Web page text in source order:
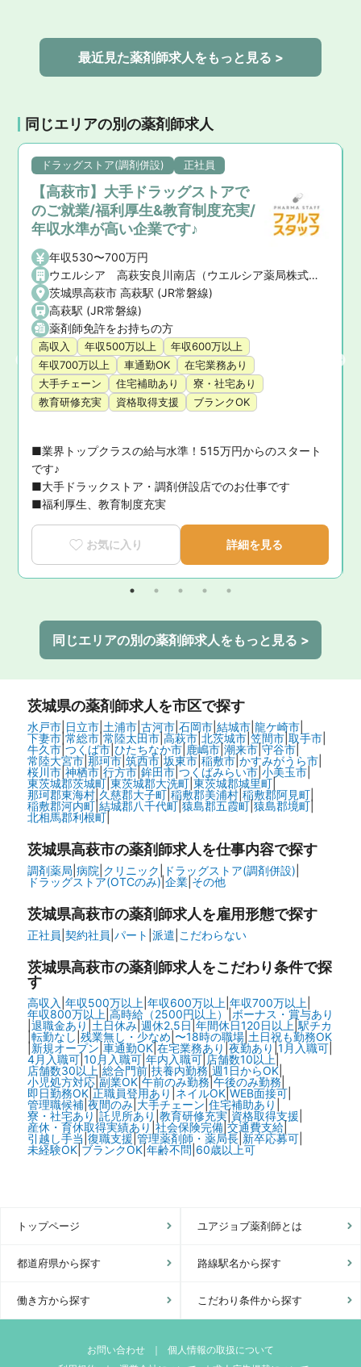
最近見た薬剤師求人をもっと見る >
同じエリアの別の薬剤師求人
ドラッグストア(調剤併設) 正社員
【高萩市】大手ドラッグストアで
のご就業/福利厚生&教育制度充実/
年収水準が高い企業です♪
年収530〜700万円
ウエルシア 高萩安良川南店（ウエルシア薬局株式会社）
茨城県高萩市 高萩駅 (JR常磐線)
高萩駅 (JR常磐線)
薬剤師免許をお持ちの方
高収入 年収500万以上
年収600万以上
年収700万以上
車通勤OK
在宅業務あり
大手チェーン
住宅補助あり
寮・社宅あり
教育研修充実
資格取得支援 ブランクOK
■業界トップクラスの給与水準！515万円からのスタート
です♪
■大手ドラックストア・調剤併設店でのお仕事です
■福利厚生、教育制度充実
お気に入り 詳細を見る
同じエリアの別の薬剤師求人をもっと見る >
茨城県の薬剤師求人を市区で探す
水戸市| 日立市| 土浦市| 古河市| 石岡市| 結城市| 龍ケ崎市|
下妻市|常総市|常陸太田市| 高萩市| 北茨城市| 笠間市| 取手市|
牛久市|つくば市| ひたちなか市| 鹿嶋市| 潮来市| 守谷市|
常陸大宮市| 那珂市| 筑西市| 坂東市| 稲敷市| かすみがうら市|
桜川市| 神栖市| 行方市| 鉾田市| つくばみらい市| 小美玉市|
東茨城郡茨城町| 東茨城郡大洗町| 東茨城郡城里町|
那珂郡東海村| 久慈郡大子町| 稲敷郡美浦村| 稲敷郡阿見町|
稲敷郡河内町|結城郡八千代町| 猿島郡五霞町| 猿島郡境町|
北相馬郡利根町|
茨城県高萩市の薬剤師求人を仕事内容で探す
調剤薬局 病院 クリニック ドラッグストア(調剤併設)
ドラッグストア(OTCのみ)| 企業| その他
茨城県高萩市の薬剤師求人を雇用形態で探す
正社員 契約社員 パート 派遣 こだわらない
茨城県高萩市の薬剤師求人をこだわり条件で探
す
高収入 年収500万以上 年収600万以上 年収700万以上
年収800万以上 高時給（2500円以上）| ボーナス・賞与あり
退職金あり 土日休み| 週休2.5日 年間休日120日以上 駅チカ
|転勤なし 残業無し・少なめ 〜18時の職場| 土日祝も勤務OK
|新規オープン 車通勤OK|在宅業務あり 夜勤あり 1月入職可|
4月入職可| 10月入職可| 年内入職可| 店舗数10以上|
店舗数30以上 総合門前| 扶養内勤務 週1日からOK|
小児処方対応| 副業OK| 午前のみ勤務| 午後のみ勤務|
即日勤務OK| 正職員登用あり ネイルOK| WEB面接可|
管理職候補| 夜間のみ| 大手チェーン 住宅補助あり
寮・社宅あり 託児所あり 教育研修充実| 資格取得支援
産休・育休取得実績あり 社会保険完備| 交通費支給|
引越し手当 復職支援 |管理薬剤師・薬局長| 新卒応募可|
未経験OK| ブランクOK| 年齢不問 60歳以上可
トップページ ユアジョブ薬剤師とは
都道府県から探す 路線駅名から探す
働き方から探す こだわり条件から探す
お問い合わせ ｜
個人情報の取扱について